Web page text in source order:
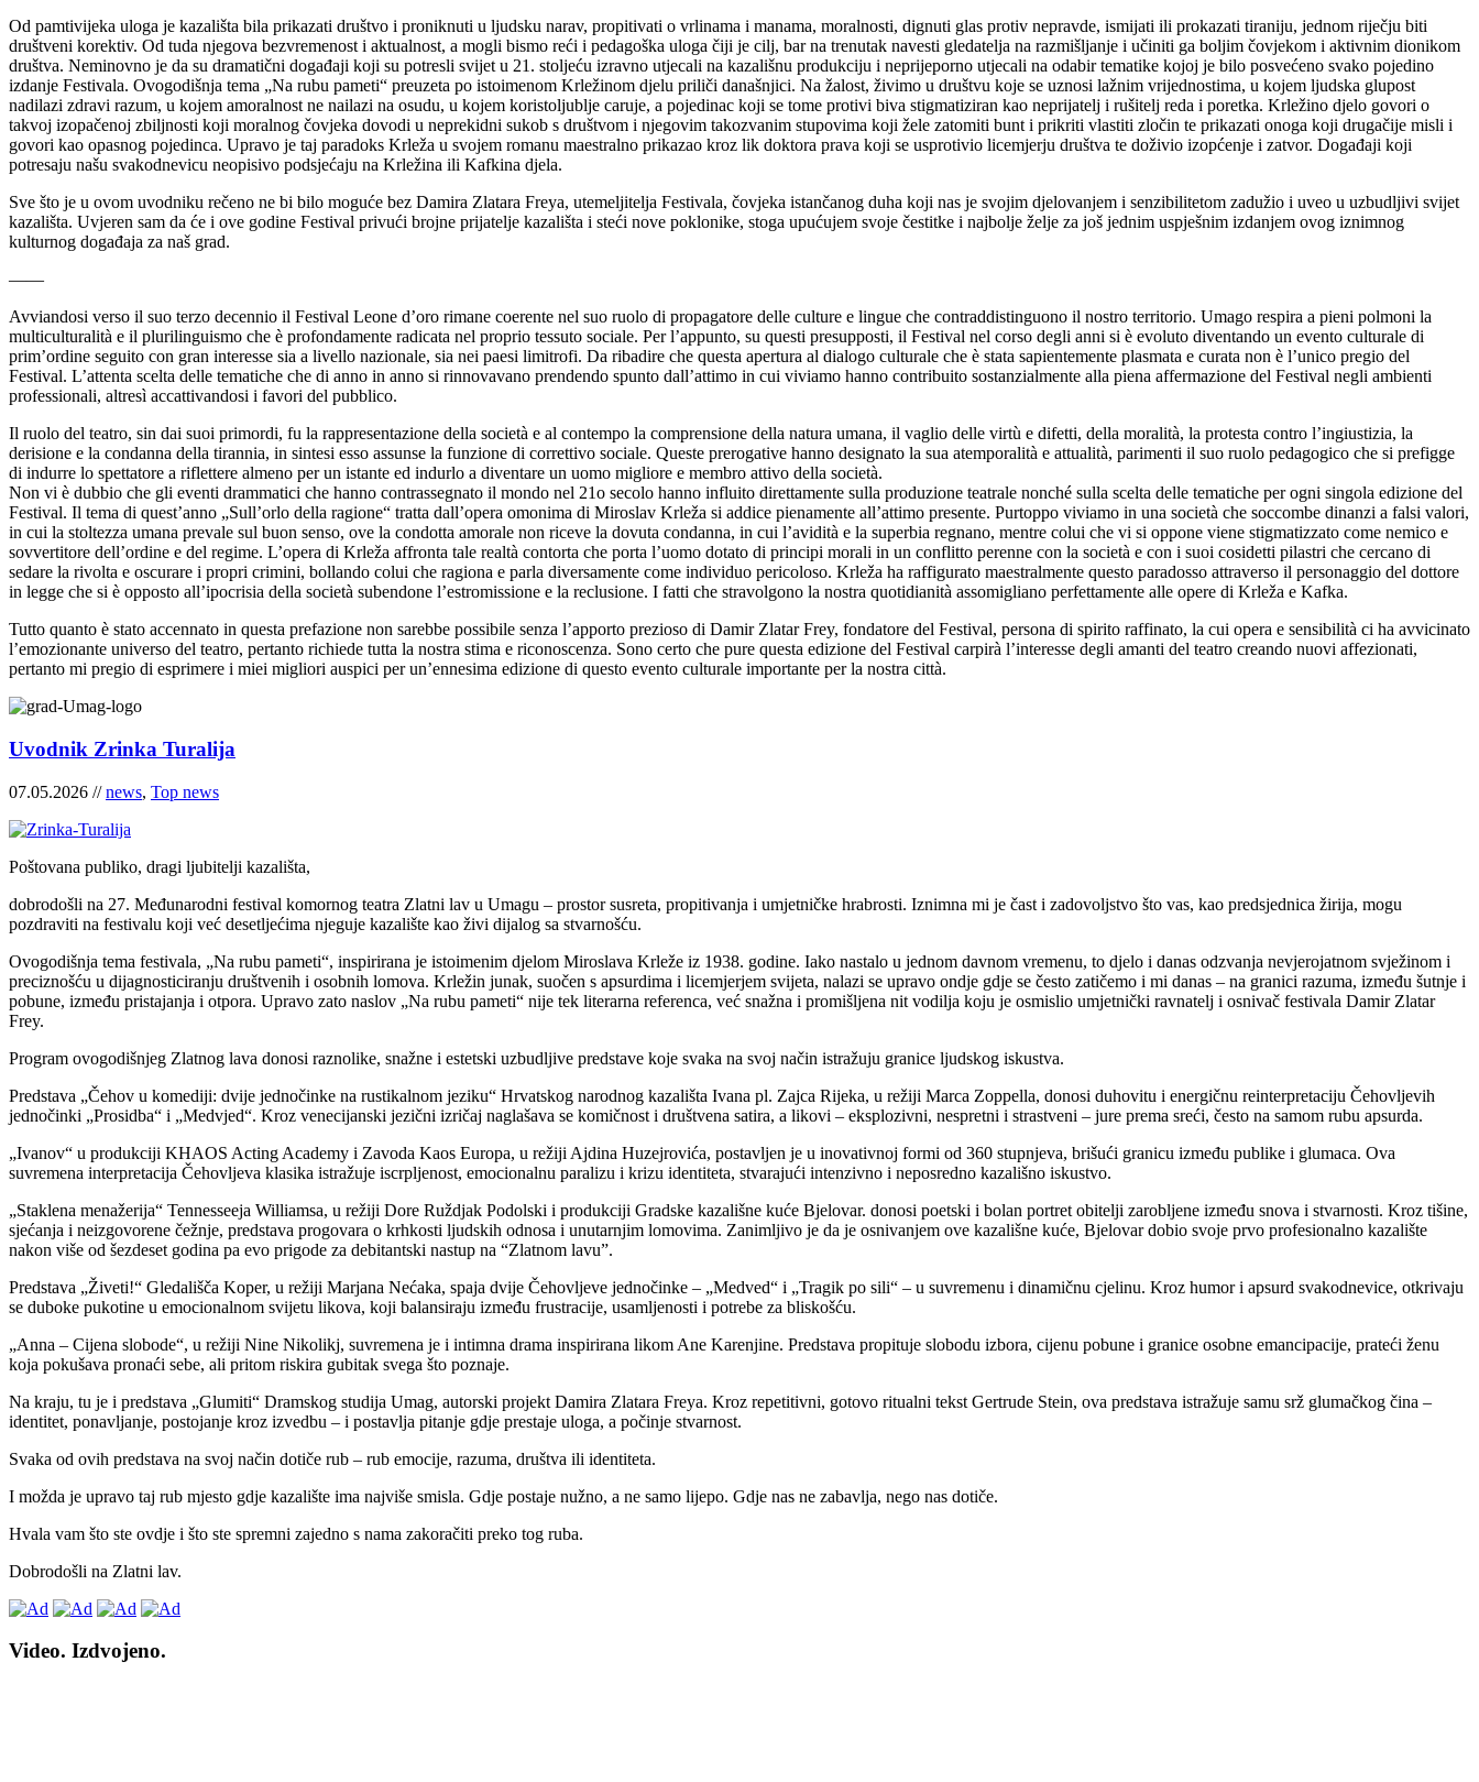
Od pamtivijeka uloga je kazališta bila prikazati društvo i proniknuti u ljudsku narav, propitivati o vrlinama i manama, moralnosti, dignuti glas protiv nepravde, ismijati ili prokazati tiraniju, jednom riječju biti
društveni korektiv. Od tuda njegova bezvremenost i aktualnost, a mogli bismo reći i pedagoška uloga čiji je cilj, bar na trenutak navesti gledatelja na razmišljanje i učiniti ga boljim čovjekom i aktivnim dionikom
društva. Neminovno je da su dramatični događaji koji su potresli svijet u 21. stoljeću izravno utjecali na kazališnu produkciju i neprijeporno utjecali na odabir tematike kojoj je bilo posvećeno svako pojedino
izdanje Festivala. Ovogodišnja tema „Na rubu pameti“ preuzeta po istoimenom Krležinom djelu priliči današnjici. Na žalost, živimo u društvu koje se uznosi lažnim vrijednostima, u kojem ljudska glupost
nadilazi zdravi razum, u kojem amoralnost ne nailazi na osudu, u kojem koristoljublje caruje, a pojedinac koji se tome protivi biva stigmatiziran kao neprijatelj i rušitelj reda i poretka. Krležino djelo govori o
takvoj izopačenoj zbiljnosti koji moralnog čovjeka dovodi u neprekidni sukob s društvom i njegovim takozvanim stupovima koji žele zatomiti bunt i prikriti vlastiti zločin te prikazati onoga koji drugačije misli i
govori kao opasnog pojedinca. Upravo je taj paradoks Krleža u svojem romanu maestralno prikazao kroz lik doktora prava koji se usprotivio licemjerju društva te doživio izopćenje i zatvor. Događaji koji
potresaju našu svakodnevicu neopisivo podsjećaju na Krležina ili Kafkina djela.
Sve što je u ovom uvodniku rečeno ne bi bilo moguće bez Damira Zlatara Freya, utemeljitelja Festivala, čovjeka istančanog duha koji nas je svojim djelovanjem i senzibilitetom zadužio i uveo u uzbudljivi svijet
kazališta. Uvjeren sam da će i ove godine Festival privući brojne prijatelje kazališta i steći nove poklonike, stoga upućujem svoje čestitke i najbolje želje za još jednim uspješnim izdanjem ovog iznimnog
kulturnog događaja za naš grad.
——
Avviandosi verso il suo terzo decennio il Festival Leone d’oro rimane coerente nel suo ruolo di propagatore delle culture e lingue che contraddistinguono il nostro territorio. Umago respira a pieni polmoni la
multiculturalità e il plurilinguismo che è profondamente radicata nel proprio tessuto sociale. Per l’appunto, su questi presupposti, il Festival nel corso degli anni si è evoluto diventando un evento culturale di
prim’ordine seguito con gran interesse sia a livello nazionale, sia nei paesi limitrofi. Da ribadire che questa apertura al dialogo culturale che è stata sapientemente plasmata e curata non è l’unico pregio del
Festival. L’attenta scelta delle tematiche che di anno in anno si rinnovavano prendendo spunto dall’attimo in cui viviamo hanno contribuito sostanzialmente alla piena affermazione del Festival negli ambienti
professionali, altresì accattivandosi i favori del pubblico.
Il ruolo del teatro, sin dai suoi primordi, fu la rappresentazione della società e al contempo la comprensione della natura umana, il vaglio delle virtù e difetti, della moralità, la protesta contro l’ingiustizia, la
derisione e la condanna della tirannia, in sintesi esso assunse la funzione di correttivo sociale. Queste prerogative hanno designato la sua atemporalità e attualità, parimenti il suo ruolo pedagogico che si prefigge
di indurre lo spettatore a riflettere almeno per un istante ed indurlo a diventare un uomo migliore e membro attivo della società.
Non vi è dubbio che gli eventi drammatici che hanno contrassegnato il mondo nel 21o secolo hanno influito direttamente sulla produzione teatrale nonché sulla scelta delle tematiche per ogni singola edizione del
Festival. Il tema di quest’anno „Sull’orlo della ragione“ tratta dall’opera omonima di Miroslav Krleža si addice pienamente all’attimo presente. Purtoppo viviamo in una società che soccombe dinanzi a falsi valori,
in cui la stoltezza umana prevale sul buon senso, ove la condotta amorale non riceve la dovuta condanna, in cui l’avidità e la superbia regnano, mentre colui che vi si oppone viene stigmatizzato come nemico e
sovvertitore dell’ordine e del regime. L’opera di Krleža affronta tale realtà contorta che porta l’uomo dotato di principi morali in un conflitto perenne con la società e con i suoi cosidetti pilastri che cercano di
sedare la rivolta e oscurare i propri crimini, bollando colui che ragiona e parla diversamente come individuo pericoloso. Krleža ha raffigurato maestralmente questo paradosso attraverso il personaggio del dottore
in legge che si è opposto all’ipocrisia della società subendone l’estromissione e la reclusione. I fatti che stravolgono la nostra quotidianità assomigliano perfettamente alle opere di Krleža e Kafka.
Tutto quanto è stato accennato in questa prefazione non sarebbe possibile senza l’apporto prezioso di Damir Zlatar Frey, fondatore del Festival, persona di spirito raffinato, la cui opera e sensibilità ci ha avvicinato
l’emozionante universo del teatro, pertanto richiede tutta la nostra stima e riconoscenza. Sono certo che pure questa edizione del Festival carpirà l’interesse degli amanti del teatro creando nuovi affezionati,
pertanto mi pregio di esprimere i miei migliori auspici per un’ennesima edizione di questo evento culturale importante per la nostra città.
Uvodnik Zrinka Turalija
07.05.2026 //news, Top news
Poštovana publiko, dragi ljubitelji kazališta,
dobrodošli na 27. Međunarodni festival komornog teatra Zlatni lav u Umagu – prostor susreta, propitivanja i umjetničke hrabrosti. Iznimna mi je čast i zadovoljstvo što vas, kao predsjednica žirija, mogu
pozdraviti na festivalu koji već desetljećima njeguje kazalište kao živi dijalog sa stvarnošću.
Ovogodišnja tema festivala, „Na rubu pameti“, inspirirana je istoimenim djelom Miroslava Krleže iz 1938. godine. Iako nastalo u jednom davnom vremenu, to djelo i danas odzvanja nevjerojatnom svježinom i
preciznošću u dijagnosticiranju društvenih i osobnih lomova. Krležin junak, suočen s apsurdima i licemjerjem svijeta, nalazi se upravo ondje gdje se često zatičemo i mi danas – na granici razuma, između šutnje i
pobune, između pristajanja i otpora. Upravo zato naslov „Na rubu pameti“ nije tek literarna referenca, već snažna i promišljena nit vodilja koju je osmislio umjetnički ravnatelj i osnivač festivala Damir Zlatar
Frey.
Program ovogodišnjeg Zlatnog lava donosi raznolike, snažne i estetski uzbudljive predstave koje svaka na svoj način istražuju granice ljudskog iskustva.
Predstava „Čehov u komediji: dvije jednočinke na rustikalnom jeziku“ Hrvatskog narodnog kazališta Ivana pl. Zajca Rijeka, u režiji Marca Zoppella, donosi duhovitu i energičnu reinterpretaciju Čehovljevih
jednočinki „Prosidba“ i „Medvjed“. Kroz venecijanski jezični izričaj naglašava se komičnost i društvena satira, a likovi – eksplozivni, nespretni i strastveni – jure prema sreći, često na samom rubu apsurda.
„Ivanov“ u produkciji KHAOS Acting Academy i Zavoda Kaos Europa, u režiji Ajdina Huzejrovića, postavljen je u inovativnoj formi od 360 stupnjeva, brišući granicu između publike i glumaca. Ova
suvremena interpretacija Čehovljeva klasika istražuje iscrpljenost, emocionalnu paralizu i krizu identiteta, stvarajući intenzivno i neposredno kazališno iskustvo.
„Staklena menažerija“ Tennesseeja Williamsa, u režiji Dore Ruždjak Podolski i produkciji Gradske kazališne kuće Bjelovar. donosi poetski i bolan portret obitelji zarobljene između snova i stvarnosti. Kroz tišine,
sjećanja i neizgovorene čežnje, predstava progovara o krhkosti ljudskih odnosa i unutarnjim lomovima. Zanimljivo je da je osnivanjem ove kazališne kuće, Bjelovar dobio svoje prvo profesionalno kazalište
nakon više od šezdeset godina pa evo prigode za debitantski nastup na “Zlatnom lavu”.
Predstava „Živeti!“ Gledališča Koper, u režiji Marjana Nećaka, spaja dvije Čehovljeve jednočinke – „Medved“ i „Tragik po sili“ – u suvremenu i dinamičnu cjelinu. Kroz humor i apsurd svakodnevice, otkrivaju
se duboke pukotine u emocionalnom svijetu likova, koji balansiraju između frustracije, usamljenosti i potrebe za bliskošću.
„Anna – Cijena slobode“, u režiji Nine Nikolikj, suvremena je i intimna drama inspirirana likom Ane Karenjine. Predstava propituje slobodu izbora, cijenu pobune i granice osobne emancipacije, prateći ženu
koja pokušava pronaći sebe, ali pritom riskira gubitak svega što poznaje.
Na kraju, tu je i predstava „Glumiti“ Dramskog studija Umag, autorski projekt Damira Zlatara Freya. Kroz repetitivni, gotovo ritualni tekst Gertrude Stein, ova predstava istražuje samu srž glumačkog čina –
identitet, ponavljanje, postojanje kroz izvedbu – i postavlja pitanje gdje prestaje uloga, a počinje stvarnost.
Svaka od ovih predstava na svoj način dotiče rub – rub emocije, razuma, društva ili identiteta.
I možda je upravo taj rub mjesto gdje kazalište ima najviše smisla. Gdje postaje nužno, a ne samo lijepo. Gdje nas ne zabavlja, nego nas dotiče.
Hvala vam što ste ovdje i što ste spremni zajedno s nama zakoračiti preko tog ruba.
Dobrodošli na Zlatni lav.
Video. Izdvojeno.